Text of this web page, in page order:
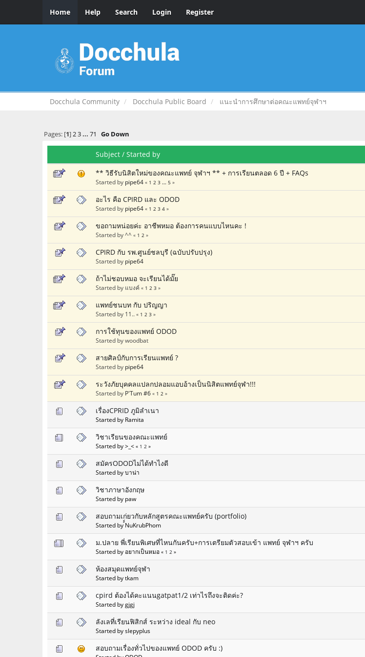
Home Help Search Login Register
Docchula Community Docchula Public Board แนะนำการศึกษาต่อคณะแพทย์จุฬาฯ
Pages: [1]2 3 ... 71 Go Down
Subject / Started by
** วิธีรับนิสิตใหม่ของคณะแพทย์ จุฬาฯ ** + การเรียนตลอด 6 ปี + FAQs
Started by pipe64 « 1 2 3 ... 5 »
อะไร คือ CPIRD และ ODOD
Started by pipe64 « 1 2 3 4 »
ขอถามหน่อยค่ะ อาชีพหมอ ต้องการคนแบบไหนคะ !
Started by ^^ « 1 2 »
CPIRD กับ รพ.ศูนย์ชลบุรี (ฉบับปรับปรุง)
Started by pipe64
ถ้าไม่ชอบหมอ จะเรียนได้มั๊ย
Started by แบงค์ « 1 2 3 »
แพทย์ชนบท กับ ปริญญา
Started by 11.. « 1 2 3 »
การใช้ทุนของแพทย์ ODOD
Started by woodbat
สายศิลป์กับการเรียนแพทย์ ?
Started by pipe64
ระวังภัยบุคคลแปลกปลอมแอบอ้างเป็นนิสิตแพทย์จุฬา!!!
Started by P'Tum #6 « 1 2 »
เรื่องCPRID ภูมิลำเนา
Started by Ramita
วิชาเรียนของคณะแพทย์
Started by >_< « 1 2 »
สมัครODODไม่ได้ทำไงดี
Started by บาน่า
วิชาภาษาอังกฤษ
Started by paw
สอบถามเก่ยวกับหลักสูตรคณะแพทย์ครับ (portfolio)
Started by ์์NuKrubPhom
ม.ปลาย พี่เรียนพิเศษที่ไหนกันครับ+การเตรียมตัวสอบเข้า แพทย์ จุฬาฯ ครับ
Started by อยากเป็นหมอ « 1 2 »
ห้องสมุดแพทย์จุฬา
Started by tkam
cpird ต้องได้คะแนนgatpat1/2 เท่าไรถึงจะติดค่ะ?
Started by gjgj
ลังเลที่เรียนฟิสิกส์ ระหว่าง ideal กับ neo
Started by slepyplus
สอบถามเรื่องทั่วไปของแพทย์ ODOD ครับ :)